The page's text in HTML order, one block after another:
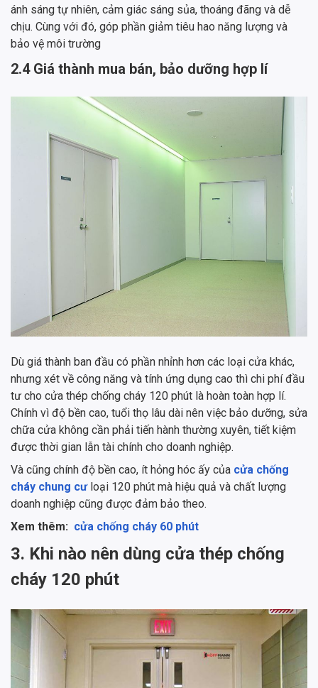
ánh sáng tự nhiên, cảm giác sáng sủa, thoáng đãng và dễ
chịu. Cùng với đó, góp phần giảm tiêu hao năng lượng và
bảo vệ môi trường
2.4 Giá thành mua bán, bảo dưỡng hợp lí
Dù giá thành ban đầu có phần nhỉnh hơn các loại cửa khác,
nhưng xét về công năng và tính ứng dụng cao thì chi phí đầu
tư cho cửa thép chống cháy 120 phút là hoàn toàn hợp lí.
Chính vì độ bền cao, tuổi thọ lâu dài nên việc bảo dưỡng, sửa
chữa cửa không cần phải tiến hành thường xuyên, tiết kiệm
được thời gian lẫn tài chính cho doanh nghiệp.
Và cũng chính độ bền cao, ít hỏng hóc ấy của cửa chống
cháy chung cưloại 120 phút mà hiệu quả và chất lượng
doanh nghiệp cũng được đảm bảo theo.
Xem thêm: cửa chống cháy 60 phút
3. Khi nào nên dùng cửa thép chống
cháy 120 phút